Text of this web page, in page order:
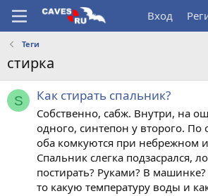
Вход
Теги
стирка
S Как стирать спальник?
Собственно, сабж. Внутри, на
одного, синтепон у второго. По
оба комкуются при небрежном
Спальник слегка подзасрался,
постирать? Руками? В
то какую температуру воды и